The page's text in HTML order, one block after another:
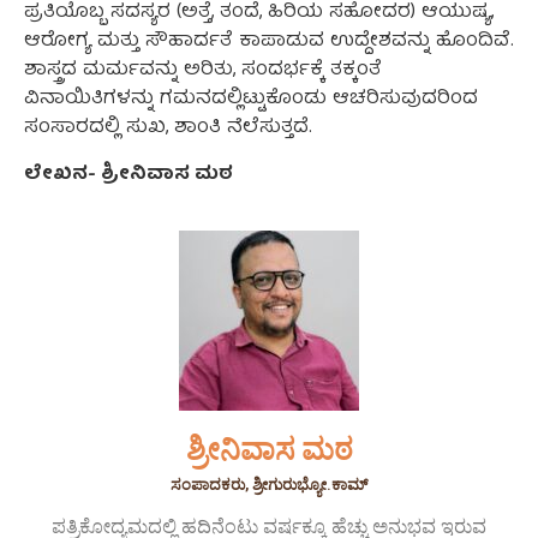
ಪ್ರತಿಯೊಬ್ಬ ಸದಸ್ಯರ (ಅತ್ತೆ, ತಂದೆ, ಹಿರಿಯ ಸಹೋದರ) ಆಯುಷ್ಯ,
ಆರೋಗ್ಯ ಮತ್ತು ಸೌಹಾರ್ದತೆ ಕಾಪಾಡುವ ಉದ್ದೇಶವನ್ನು ಹೊಂದಿವೆ.
ಶಾಸ್ತ್ರದ ಮರ್ಮವನ್ನು ಅರಿತು, ಸಂದರ್ಭಕ್ಕೆ ತಕ್ಕಂತೆ
ವಿನಾಯಿತಿಗಳನ್ನು ಗಮನದಲ್ಲಿಟ್ಟುಕೊಂಡು ಆಚರಿಸುವುದರಿಂದ
ಸಂಸಾರದಲ್ಲಿ ಸುಖ, ಶಾಂತಿ ನೆಲೆಸುತ್ತದೆ.
ಲೇಖನ- ಶ್ರೀನಿವಾಸ ಮಠ
ಶ್ರೀನಿವಾಸ ಮಠ
ಸಂಪಾದಕರು, ಶ್ರೀಗುರುಭ್ಯೋ.ಕಾಮ್
ಪತ್ರಿಕೋದ್ಯಮದಲ್ಲಿ ಹದಿನೆಂಟು ವರ್ಷಕ್ಕೂ ಹೆಚ್ಚು ಅನುಭವ ಇರುವ